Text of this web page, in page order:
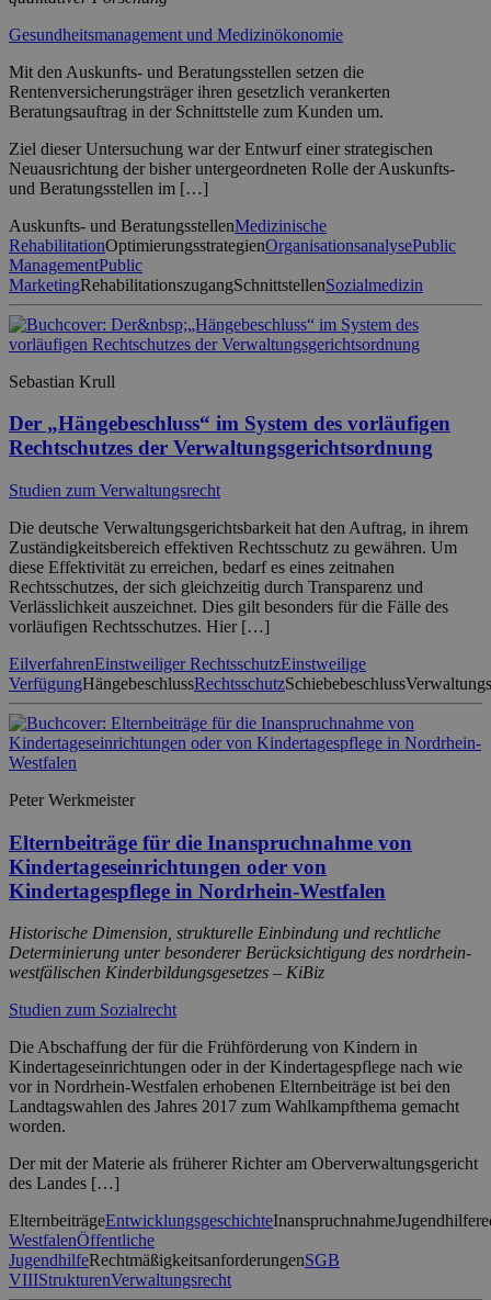
Gesundheitsmanagement und Medizinökonomie
Mit den Auskunfts- und Beratungsstellen setzen die
Rentenversicherungsträger ihren gesetzlich verankerten
Beratungsauftrag in der Schnittstelle zum Kunden um.
Ziel dieser Untersuchung war der Entwurf einer strategischen
Neuausrichtung der bisher untergeordneten Rolle der Auskunfts-
und Beratungsstellen im […]
Auskunfts- und BeratungsstellenMedizinische
RehabilitationOptimierungsstrategienOrganisationsanalysePublic
ManagementPublic
MarketingRehabilitationszugangSchnittstellenSozialmedizin
Sebastian Krull
Der „Hängebeschluss“ im System des vorläufigen
Rechtschutzes der Verwaltungsgerichtsordnung
Studien zum Verwaltungsrecht
Die deutsche Verwaltungsgerichtsbarkeit hat den Auftrag, in ihrem
Zuständigkeitsbereich effektiven Rechtsschutz zu gewähren. Um
diese Effektivität zu erreichen, bedarf es eines zeitnahen
Rechtsschutzes, der sich gleichzeitig durch Transparenz und
Verlässlichkeit auszeichnet. Dies gilt besonders für die Fälle des
vorläufigen Rechtsschutzes. Hier […]
EilverfahrenEinstweiliger RechtsschutzEinstweilige
VerfügungHängebeschlussRechtsschutzSchiebebeschluss
Peter Werkmeister
Elternbeiträge für die Inanspruchnahme von
Kindertageseinrichtungen oder von
Kindertagespflege in Nordrhein-Westfalen
Historische Dimension, strukturelle Einbindung und rechtliche
Determinierung unter besonderer Berücksichtigung des nordrhein-
westfälischen Kinderbildungsgesetzes – KiBiz
Studien zum Sozialrecht
Die Abschaffung der für die Frühförderung von Kindern in
Kindertageseinrichtungen oder in der Kindertagespflege nach wie
vor in Nordrhein-Westfalen erhobenen Elternbeiträge ist bei den
Landtagswahlen des Jahres 2017 zum Wahlkampfthema gemacht
worden.
Der mit der Materie als früherer Richter am Oberverwaltungsgericht
des Landes […]
ElternbeiträgeEntwicklungsgeschichteInanspruchnahme
WestfalenÖffentliche
JugendhilfeRechtmäßigkeitsanforderungenSGB
VIIIStrukturenVerwaltungsrecht